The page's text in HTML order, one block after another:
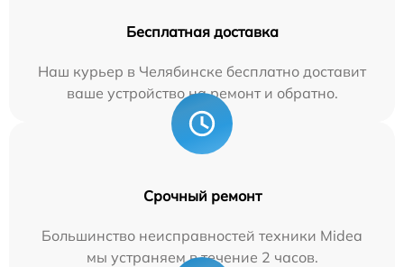
Бесплатная доставка
Наш курьер в Челябинске бесплатно доставит
ваше устройство на ремонт и обратно.
Срочный ремонт
Большинство неисправностей техники Midea
мы устраняем в течение 2 часов.